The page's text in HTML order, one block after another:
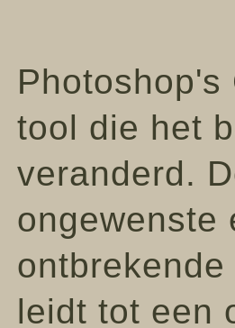
tool die het
veranderd.
ongewenste
leidt tot een